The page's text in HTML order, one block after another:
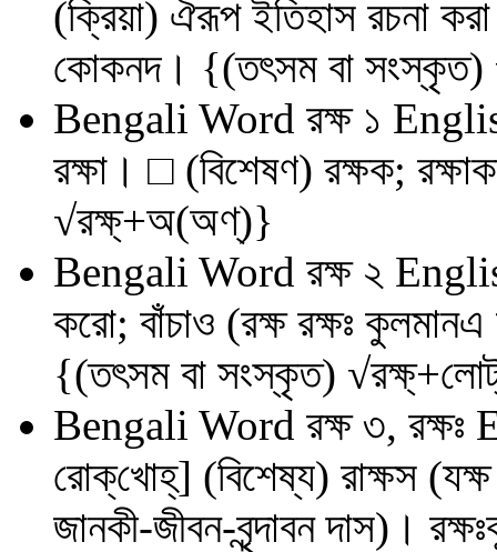
(ক্রিয়া) ঐরূপ ইতিহাস রচনা
কোকনদ। {(তৎসম বা
Bengali Word রক্ষ ১
রক্ষা। □ (বিশেষণ) রক্ষক;
√রক্ষ্‌+অ(অণ্‌)}
Bengali Word রক্ষ ২
করো; বাঁচাও (রক্ষ রক্ষঃ
{(তৎসম বা সংস্কৃত)
Bengali Word রক্ষ ৩, রক্ষঃ
রোক্‌খোহ্‌] (বিশেষ্য) রাক্ষস (যক্ষ
জানকী-জীবন-বৃন্দাবন দাস)।